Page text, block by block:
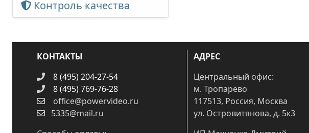
Контроль качества
КОНТАКТЫ
8 (495) 204-27-54
8 (495) 769-76-28
office@powervideo.ru
5335@mail.ru
АДРЕС
Центральный офис:
м. Тропарёво
117513, Россия, Москва
ул. Островитянова, д. 5к3